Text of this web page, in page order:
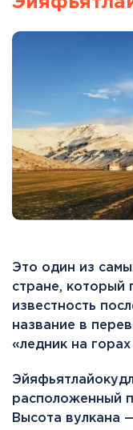
Это один из
стране, который
известность
название в
«ледник на
расположенный
Высота вулкана